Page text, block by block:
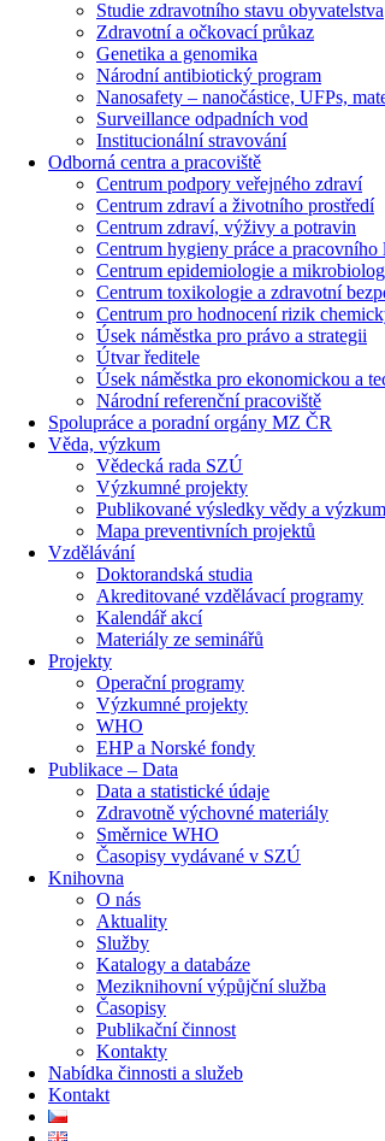
Studie zdravotního stavu obyvatelstva
Zdravotní a očkovací průkaz
Genetika a genomika
Národní antibiotický program
Nanosafety – nanočástice, UFPs,
Surveillance odpadních vod
Institucionální stravování
Odborná centra a pracoviště
Centrum podpory veřejného zdraví
Centrum zdraví a životního prostředí
Centrum zdraví, výživy a potravin
Centrum hygieny práce a pracovního
Centrum epidemiologie a
Centrum toxikologie a zdravotní
Centrum pro hodnocení rizik
Úsek náměstka pro právo a strategii
Útvar ředitele
Úsek náměstka pro ekonomickou a
Národní referenční pracoviště
Spolupráce a poradní orgány MZ ČR
Věda, výzkum
Vědecká rada SZÚ
Výzkumné projekty
Publikované výsledky vědy a
Mapa preventivních projektů
Vzdělávání
Doktorandská studia
Akreditované vzdělávací programy
Kalendář akcí
Materiály ze seminářů
Projekty
Operační programy
Výzkumné projekty
WHO
EHP a Norské fondy
Publikace – Data
Data a statistické údaje
Zdravotně výchovné materiály
Směrnice WHO
Časopisy vydávané v SZÚ
Knihovna
O nás
Aktuality
Služby
Katalogy a databáze
Meziknihovní výpůjční služba
Časopisy
Publikační činnost
Kontakty
Nabídka činnosti a služeb
Kontakt